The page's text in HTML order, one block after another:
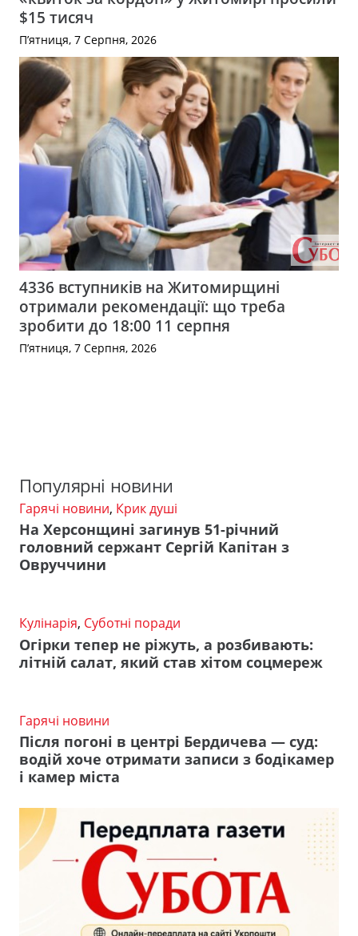
$15 тисяч
П’ятниця, 7 Серпня, 2026
4336 вступників на Житомирщині
отримали рекомендації: що треба
зробити до 18:00 11 серпня
П’ятниця, 7 Серпня, 2026
Популярні новини
Гарячі новини, Крик душі
На Херсонщині загинув 51-річний
головний сержант Сергій Капітан з
Овруччини
Кулінарія, Суботні поради
Огірки тепер не ріжуть, а розбивають:
літній салат, який став хітом соцмереж
Гарячі новини
Після погоні в центрі Бердичева — суд:
водій хоче отримати записи з бодікамер
і камер міста